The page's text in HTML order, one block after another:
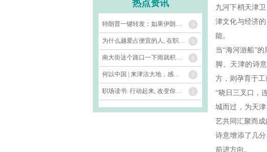
热点资讯
特朗普一键转发：如果伊朗不屈服，就进行海上封锁
为什么越爱占便宜的人, 在职场混得越差?
南大街这个路口一下雨就积水 相关部门: 将通知巡查人员前去查看
何以中国 | 来津沽大地，感受诗与远方_大皖新闻 | 安徽网
职场读书: 行动起来, 改变你的团队
九河下梢天津
津文化与经济
能。
当“海河游船”
脚。天津的诗
方，则孕育于
“晓日三叉口，
城而过，为天
艺共同汇聚而
诗意增添了几
前进方向。